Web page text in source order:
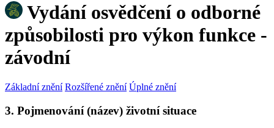
Vydání osvědčení o odborné
způsobilosti pro výkon funkce -
závodní
Základní znění Rozšířené znění Úplné znění
3. Pojmenování (název) životní situace